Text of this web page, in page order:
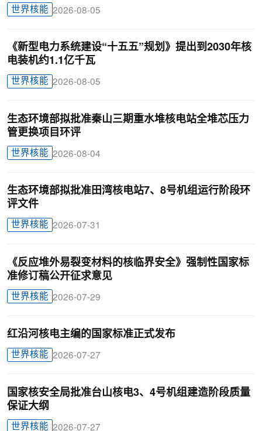
世界核能 2026-08-05
《新型电力系统建设“十五五”规划》提出到2030年核
电装机约1.1亿千瓦
世界核能 2026-08-05
生态环境部拟批准秦山三期重水堆核电站全堆芯压力
管更换项目环评
世界核能 2026-08-04
生态环境部拟批准田湾核电站7、8号机组运行阶段环
评文件
世界核能 2026-07-31
《反应堆外易裂变材料的核临界安全》强制性国家标
准修订稿公开征求意见
世界核能 2026-07-29
红沿河核电主编的国家标准正式发布
世界核能 2026-07-27
国家核安全局批准台山核电3、4号机组建造阶段质量
保证大纲
世界核能 2026-07-27